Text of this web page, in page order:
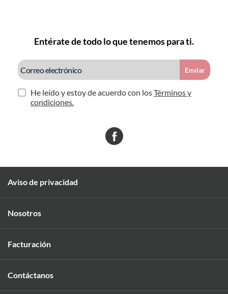
Entérate de todo lo que tenemos para ti.
Enviar
He leído y estoy de acuerdo con losTérminos y
condiciones.
Aviso de privacidad
Nosotros
Facturación
Contáctanos